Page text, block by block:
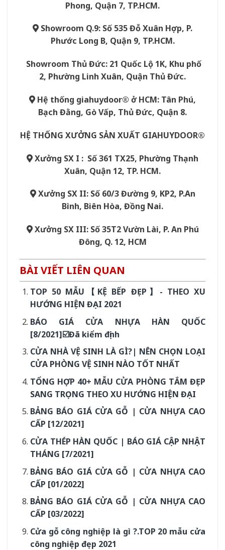
Phong, Quận 7, TP.HCM.
Showroom Q.9: Số 535 Đỗ Xuân Hợp, P.
Phước Long B, Quận 9, TP.HCM.
Showroom Thủ Đức: 21 Quốc Lộ 1K, Khu phố
2, Phường Linh Xuân, Quận Thủ Đức.
Hệ thống giahuydoor® ở HCM: Tân Phú,
Bạch Đằng, Gò Vấp, Thủ Đức, Quận 8.
HỆ THỐNG XƯỞNG SẢN XUẤT GIAHUYDOOR®
Xưởng SX I : Số 361 TX25, Phường Thạnh
Xuân, Quận 12, TP. HCM.
Xưởng SX II: Số 60/3 Đường 9, KP2, P.An
Bình, Biên Hòa, Đồng Nai.
Xưởng SX III: Số 35T2 Vườn Lài, P. An Phú
Đông, Q. 12, HCM
BÀI VIẾT LIÊN QUAN
TOP 50 MẪU【KỆ BẾP ĐẸP】- THEO XU
HƯỚNG HIỆN ĐẠI 2021
BÁO GIÁ CỬA NHỰA HÀN QUỐC
[8/2021]☑️Đã kiểm định
CỬA NHÀ VỆ SINH LÀ GÌ?| NÊN CHỌN LOẠI
CỬA PHÒNG VỆ SINH NÀO TỐT NHẤT
TỔNG HỢP 40+ MẪU CỬA PHÒNG TẮM ĐẸP
SANG TRỌNG THEO XU HƯỚNG HIỆN ĐẠI
BẢNG BÁO GIÁ CỬA GỖ | CỬA NHỰA CAO
CẤP [12/2021]
CỬA THÉP HÀN QUỐC | BÁO GIÁ CẬP NHẬT
THÁNG [7/2021]
BẢNG BÁO GIÁ CỬA GỖ | CỬA NHỰA CAO
CẤP [01/2022]
BẢNG BÁO GIÁ CỬA GỖ | CỬA NHỰA CAO
CẤP [03/2022]
Cửa gỗ công nghiệp là gì ?.TOP 20 mẫu cửa
công nghiệp đẹp 2021